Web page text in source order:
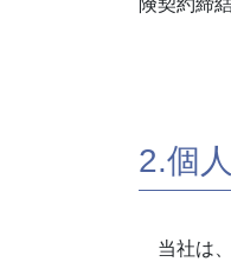
険契約締
2.個
当社は、